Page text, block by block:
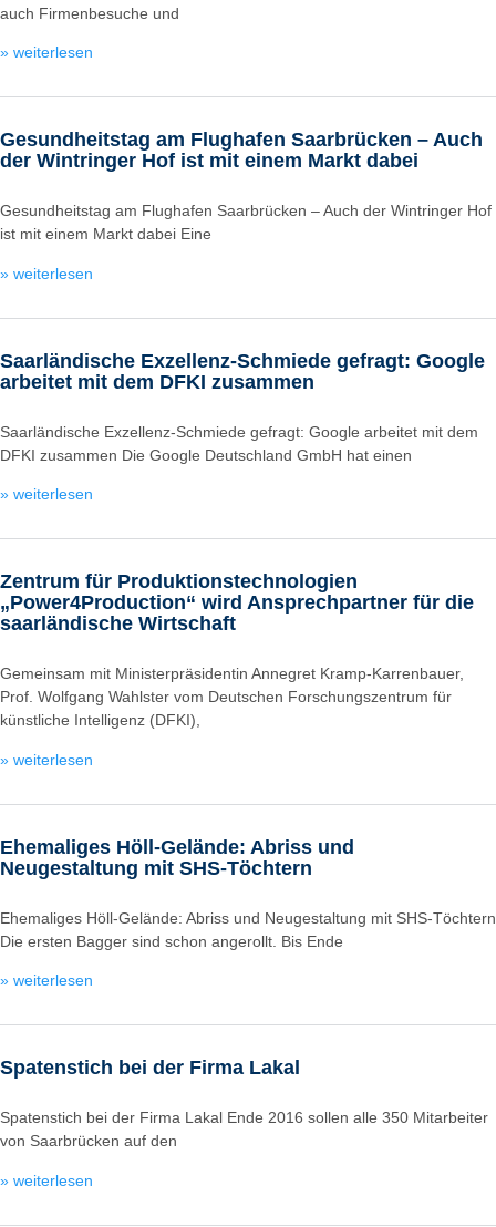
auch Firmenbesuche und
» weiterlesen
Gesundheitstag am Flughafen Saarbrücken – Auch
der Wintringer Hof ist mit einem Markt dabei
Gesundheitstag am Flughafen Saarbrücken – Auch der Wintringer Hof
ist mit einem Markt dabei Eine
» weiterlesen
Saarländische Exzellenz-Schmiede gefragt: Google
arbeitet mit dem DFKI zusammen
Saarländische Exzellenz-Schmiede gefragt: Google arbeitet mit dem
DFKI zusammen Die Google Deutschland GmbH hat einen
» weiterlesen
Zentrum für Produktionstechnologien
„Power4Production“ wird Ansprechpartner für die
saarländische Wirtschaft
Gemeinsam mit Ministerpräsidentin Annegret Kramp-Karrenbauer,
Prof. Wolfgang Wahlster vom Deutschen Forschungszentrum für
künstliche Intelligenz (DFKI),
» weiterlesen
Ehemaliges Höll-Gelände: Abriss und
Neugestaltung mit SHS-Töchtern
Ehemaliges Höll-Gelände: Abriss und Neugestaltung mit SHS-Töchtern
Die ersten Bagger sind schon angerollt. Bis Ende
» weiterlesen
Spatenstich bei der Firma Lakal
Spatenstich bei der Firma Lakal Ende 2016 sollen alle 350 Mitarbeiter
von Saarbrücken auf den
» weiterlesen